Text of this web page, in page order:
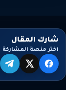
شارك المقال
اختر منصة المشاركة
فيسبوك
X